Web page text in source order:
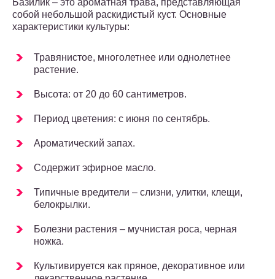
Базилик – это ароматная трава, представляющая
собой небольшой раскидистый куст. Основные
характеристики культуры:
Травянистое, многолетнее или однолетнее
растение.
Высота: от 20 до 60 сантиметров.
Период цветения: с июня по сентябрь.
Ароматический запах.
Содержит эфирное масло.
Типичные вредители – слизни, улитки, клещи,
белокрылки.
Болезни растения – мучнистая роса, черная
ножка.
Культивируется как пряное, декоративное или